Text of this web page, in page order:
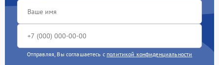
Отправляя, Вы соглашаетесь с политикой конфиденциальности